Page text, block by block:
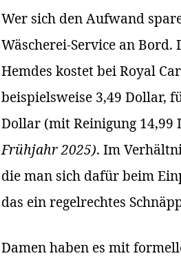
Wer sich den Aufwand
Wäscherei-Service an Bord.
Hemdes kostet bei Royal
beispielsweise 3,49 Dollar,
Dollar (mit Reinigung
Frühjahr 2025). Im
die man sich dafür beim
das ein regelrechtes
Damen haben es mit